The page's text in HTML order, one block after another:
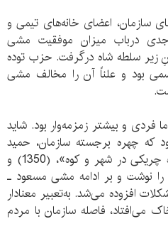
1350 میان کادرهای سازمان، اعضای خانه‌های تیمی و
جدی درباب میزان موفقیت مشی
زیر سلطه شاه درگرفت. حزب توده
بود و علناً آن را مخالف مشی
فردی و بیشتر زمزمه‌وار بود. شاید
که چهره برجسته سازمان، حمید
اشرف، جزوات «یک سال مبارزه چریکی در شهر و کوه»، (1350) و
بندی سه ساله»، (1354) را نوشت و بر ادامه مشی مسعود ـ
افزوده می‌شد. به‌تعبیر معنادار
می‌افتاد، فاصله سازمان با مردم